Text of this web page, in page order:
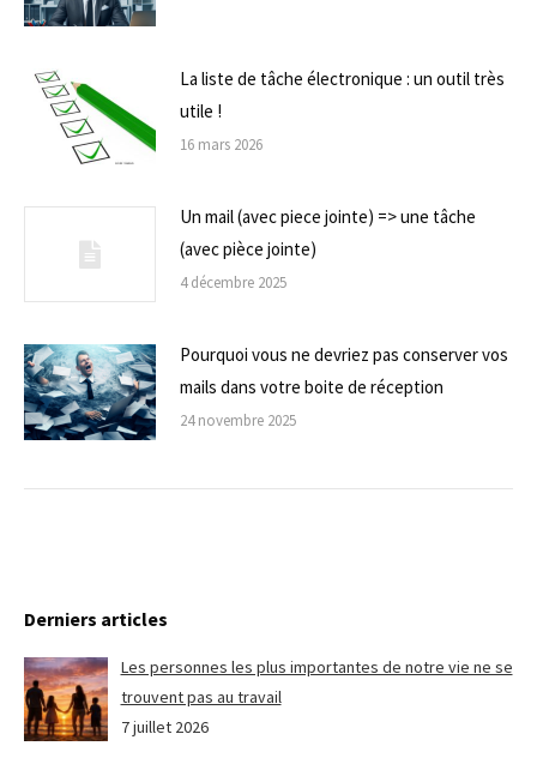
La liste de tâche électronique : un outil très
utile !
16 mars 2026
Un mail (avec piece jointe) => une tâche
(avec pièce jointe)
4 décembre 2025
Pourquoi vous ne devriez pas conserver vos
mails dans votre boite de réception
24 novembre 2025
Derniers articles
Les personnes les plus importantes de notre vie ne se
trouvent pas au travail
7 juillet 2026